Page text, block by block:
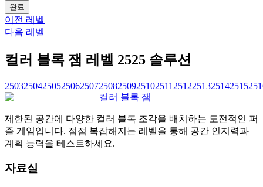
완료
이전 레벨
다음 레벨
컬러 블록 잼 레벨 2525 솔루션
250325042505250625072508250925102511 2512251325142515
컬러 블록 잼
제한된 공간에 다양한 컬러 블록 조각을 배치하는 도전적인 퍼
즐 게임입니다. 점점 복잡해지는 레벨을 통해 공간 인지력과
계획 능력을 테스트하세요.
자료실